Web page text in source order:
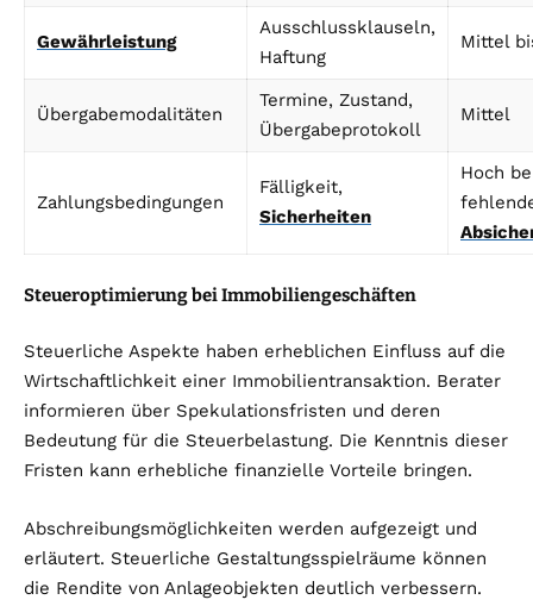
Gewährleistung
Ausschlussklauseln,
Haftung
Mittel
Übergabemodalitäten
Termine, Zustand,
Übergabeprotokoll
Mittel
Zahlungsbedingungen
Fälligkeit,
Sicherheiten
Hoch
Steueroptimierung bei Immobiliengeschäften
Steuerliche Aspekte haben erheblichen Einfluss auf die
Wirtschaftlichkeit einer Immobilientransaktion. Berater
informieren über Spekulationsfristen und deren
Bedeutung für die Steuerbelastung. Die Kenntnis dieser
Fristen kann erhebliche finanzielle Vorteile bringen.
Abschreibungsmöglichkeiten werden aufgezeigt und
erläutert. Steuerliche Gestaltungsspielräume können
die Rendite von Anlageobjekten deutlich verbessern.